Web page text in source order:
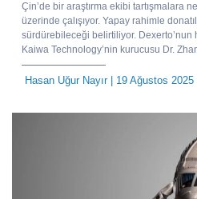
Çin’de bir araştırma ekibi tartışmalara
üzerinde çalışıyor. Yapay rahimle
sürdürebileceği belirtiliyor.
Kaiwa Technology’nin kurucusu Dr.
Hasan Uğur Nayır| 19 Ağustos 2025